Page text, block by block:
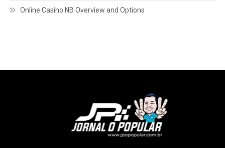
Online Casino NB Overview and Options